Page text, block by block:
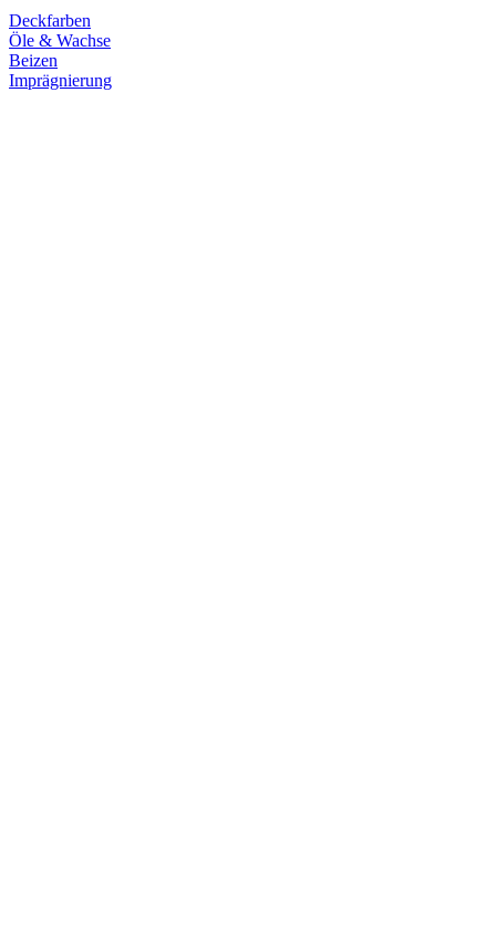
Deckfarben
Öle & Wachse
Beizen
Imprägnierung